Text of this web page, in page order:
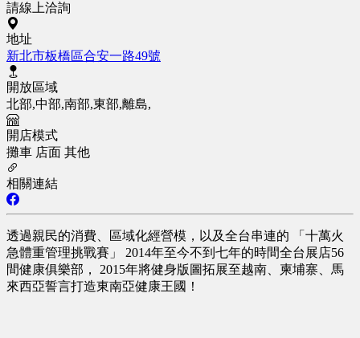
請線上洽詢
地址
新北市板橋區合安一路49號
開放區域
北部,中部,南部,東部,離島,
開店模式
攤車 店面 其他
相關連結
透過親民的消費、區域化經營模，以及全台串連的 「十萬火
急體重管理挑戰賽」 2014年至今不到七年的時間全台展店56
間健康俱樂部， 2015年將健身版圖拓展至越南、柬埔寨、馬
來西亞誓言打造東南亞健康王國！